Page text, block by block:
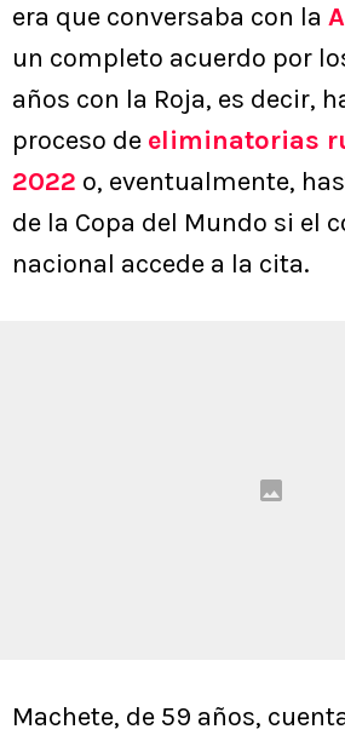
era que conversaba con la
un completo acuerdo por
años con la Roja, es decir,
proceso de eliminatorias
2022 o, eventualmente,
de la Copa del Mundo si el
nacional accede a la cita.
Machete, de 59 años,